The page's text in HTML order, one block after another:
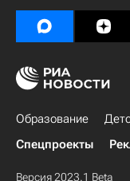
Образование
Спецпроекты
Версия 2023.1 Beta